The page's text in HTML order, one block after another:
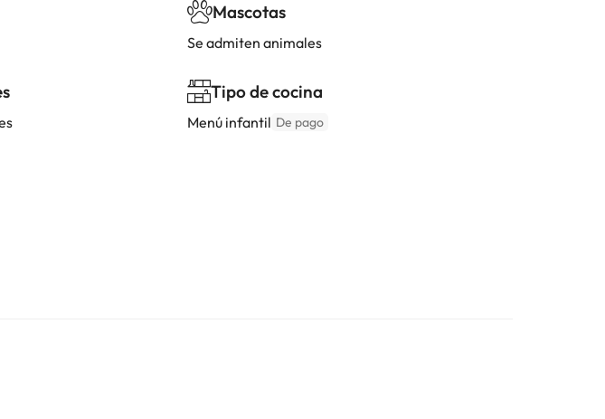
Mascotas
Se admiten animales
Tipo de cocina
Menú infantil De pago